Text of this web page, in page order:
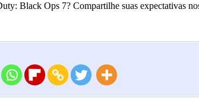
Black Ops 7? Compartilhe suas expectativas